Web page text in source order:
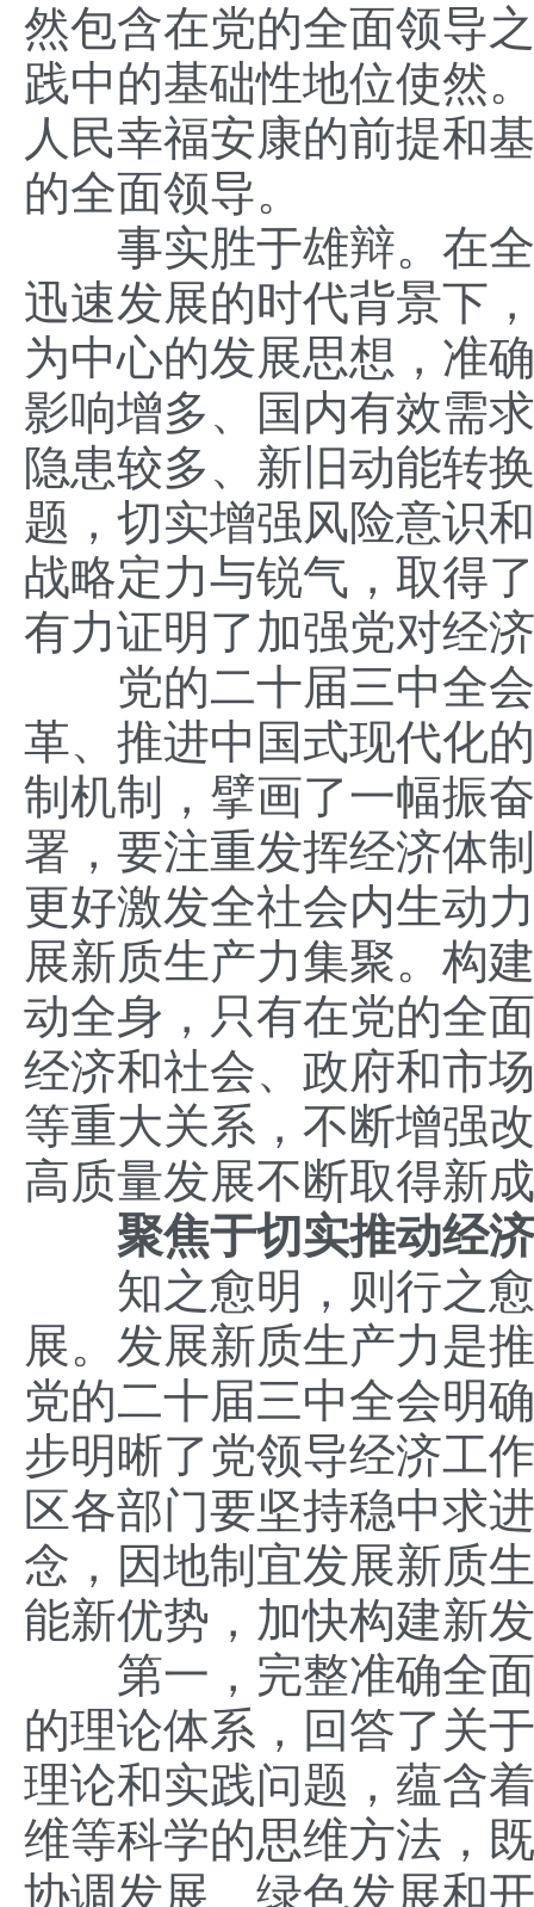
然包含在党的全面领导
践中的基础性地位使然
人民幸福安康的前提和
的全面领导。
事实胜于雄辩。在全
迅速发展的时代背景下
为中心的发展思想，准
影响增多、国内有效需
隐患较多、新旧动能转
题，切实增强风险意识
战略定力与锐气，取得
有力证明了加强党对经
党的二十届三中全会
革、推进中国式现代化
制机制，擘画了一幅振
署，要注重发挥经济体
更好激发全社会内生动
展新质生产力集聚。构
动全身，只有在党的全
经济和社会、政府和市
等重大关系，不断增强
高质量发展不断取得新
聚焦于切实推动经济
知之愈明，则行之愈
展。发展新质生产力是
党的二十届三中全会明
步明晰了党领导经济工
区各部门要坚持稳中求
念，因地制宜发展新质
能新优势，加快构建新
第一，完整准确全面
的理论体系，回答了关
理论和实践问题，蕴含
维等科学的思维方法，
协调发展、绿色发展和